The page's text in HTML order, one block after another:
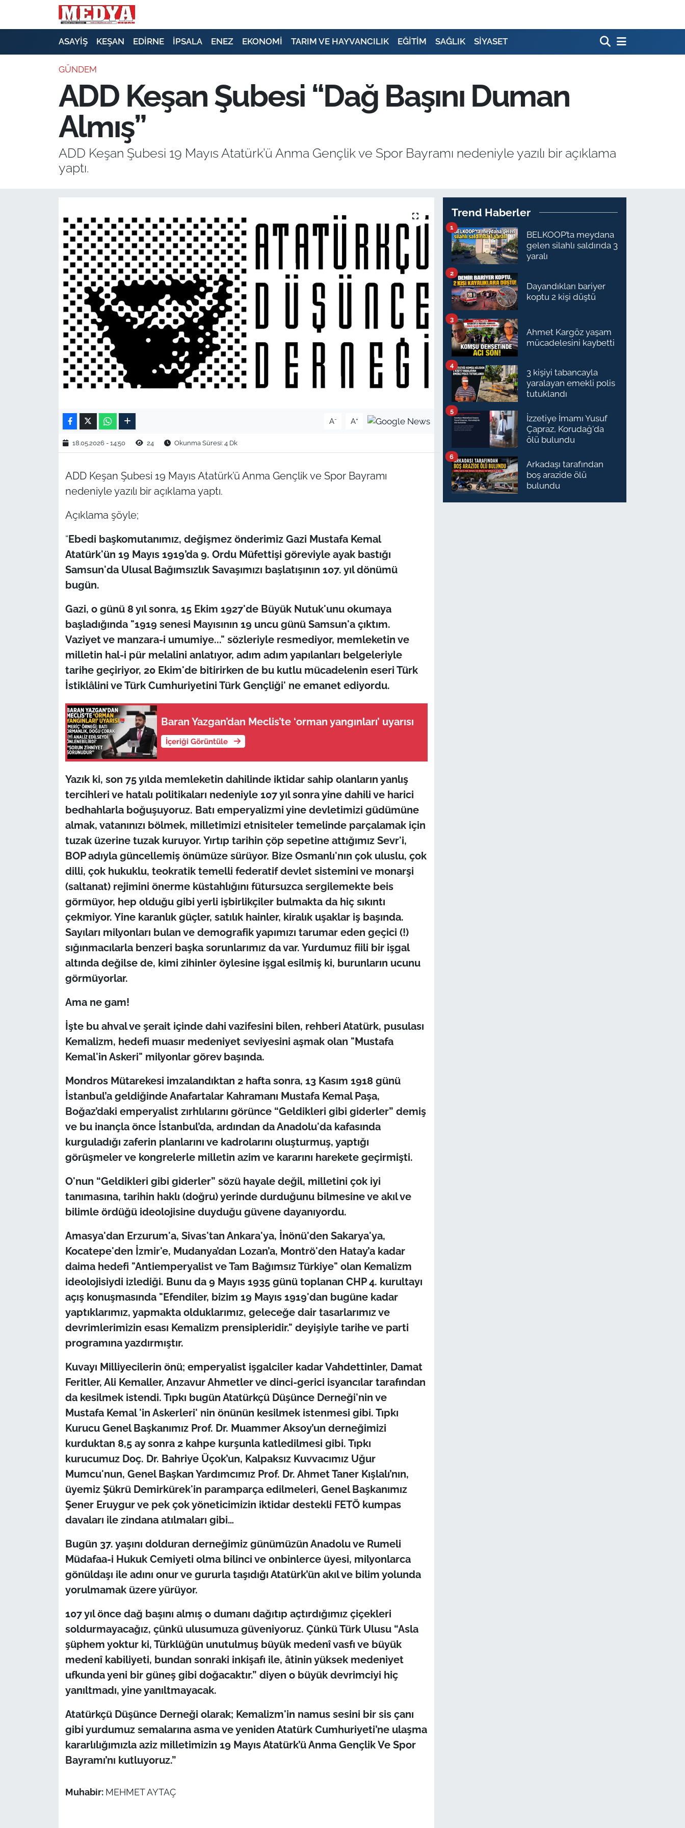
ASAYİŞ KEŞAN EDİRNE İPSALA ENEZ EKONOMİ TARIM VE HAYVANCILIK EĞİTİM SAĞLIK SİYASET
GÜNDEM
ADD Keşan Şubesi “Dağ Başını Duman
Almış”
ADD Keşan Şubesi 19 Mayıs Atatürk’ü Anma Gençlik ve Spor Bayramı nedeniyle yazılı bir açıklama
yaptı.
A- A+
18.05.2026 - 14:50 24 Okunma Süresi: 4 Dk
ADD Keşan Şubesi 19 Mayıs Atatürk’ü Anma Gençlik ve Spor Bayramı
nedeniyle yazılı bir açıklama yaptı.
Açıklama şöyle;
“Ebedi başkomutanımız, değişmez önderimiz Gazi Mustafa Kemal
Atatürk'ün 19 Mayıs 1919’da 9. Ordu Müfettişi göreviyle ayak bastığı
Samsun'da Ulusal Bağımsızlık Savaşımızı başlatışının 107. yıl dönümü
bugün.
Gazi, o günü 8 yıl sonra, 15 Ekim 1927'de Büyük Nutuk'unu okumaya
başladığında "1919 senesi Mayısının 19 uncu günü Samsun'a çıktım.
Vaziyet ve manzara-i umumiye..." sözleriyle resmediyor, memleketin ve
milletin hal-i pür melalini anlatıyor, adım adım yapılanları belgeleriyle
tarihe geçiriyor, 20 Ekim'de bitirirken de bu kutlu mücadelenin eseri Türk
İstiklâlini ve Türk Cumhuriyetini Türk Gençliği' ne emanet ediyordu.
Baran Yazgan’dan Meclis’te ‘orman yangınları’ uyarısı
İçeriği Görüntüle
Yazık ki, son 75 yılda memleketin dahilinde iktidar sahip olanların yanlış
tercihleri ve hatalı politikaları nedeniyle 107 yıl sonra yine dahili ve harici
bedhahlarla boğuşuyoruz. Batı emperyalizmi yine devletimizi güdümüne
almak, vatanınızı bölmek, milletimizi etnisiteler temelinde parçalamak için
tuzak üzerine tuzak kuruyor. Yırtıp tarihin çöp sepetine attığımız Sevr'i,
BOP adıyla güncellemiş önümüze sürüyor. Bize Osmanlı'nın çok uluslu, çok
dilli, çok hukuklu, teokratik temelli federatif devlet sistemini ve monarşi
(saltanat) rejimini önerme küstahlığını fütursuzca sergilemekte beis
görmüyor, hep olduğu gibi yerli işbirlikçiler bulmakta da hiç sıkıntı
çekmiyor. Yine karanlık güçler, satılık hainler, kiralık uşaklar iş başında.
Sayıları milyonları bulan ve demografik yapımızı tarumar eden geçici (!)
sığınmacılarla benzeri başka sorunlarımız da var. Yurdumuz fiili bir işgal
altında değilse de, kimi zihinler öylesine işgal esilmiş ki, burunların ucunu
görmüyorlar.
Ama ne gam!
İşte bu ahval ve şerait içinde dahi vazifesini bilen, rehberi Atatürk, pusulası
Kemalizm, hedefi muasır medeniyet seviyesini aşmak olan "Mustafa
Kemal'in Askeri" milyonlar görev başında.
Mondros Mütarekesi imzalandıktan 2 hafta sonra, 13 Kasım 1918 günü
İstanbul’a geldiğinde Anafartalar Kahramanı Mustafa Kemal Paşa,
Boğaz’daki emperyalist zırhlılarını görünce “Geldikleri gibi giderler” demiş
ve bu inançla önce İstanbul’da, ardından da Anadolu'da kafasında
kurguladığı zaferin planlarını ve kadrolarını oluşturmuş, yaptığı
görüşmeler ve kongrelerle milletin azim ve kararını harekete geçirmişti.
O'nun “Geldikleri gibi giderler” sözü hayale değil, milletini çok iyi
tanımasına, tarihin haklı (doğru) yerinde durduğunu bilmesine ve akıl ve
bilimle ördüğü ideolojisine duyduğu güvene dayanıyordu.
Amasya'dan Erzurum'a, Sivas'tan Ankara'ya, İnönü'den Sakarya'ya,
Kocatepe'den İzmir'e, Mudanya’dan Lozan’a, Montrö'den Hatay’a kadar
daima hedefi "Antiemperyalist ve Tam Bağımsız Türkiye" olan Kemalizm
ideolojisiydi izlediği. Bunu da 9 Mayıs 1935 günü toplanan CHP 4. kurultayı
açış konuşmasında "Efendiler, bizim 19 Mayıs 1919'dan bugüne kadar
yaptıklarımız, yapmakta olduklarımız, geleceğe dair tasarlarımız ve
devrimlerimizin esası Kemalizm prensipleridir." deyişiyle tarihe ve parti
programına yazdırmıştır.
Kuvayı Milliyecilerin önü; emperyalist işgalciler kadar Vahdettinler, Damat
Feritler, Ali Kemaller, Anzavur Ahmetler ve dinci-gerici isyancılar tarafından
da kesilmek istendi. Tıpkı bugün Atatürkçü Düşünce Derneği'nin ve
Mustafa Kemal 'in Askerleri' nin önünün kesilmek istenmesi gibi. Tıpkı
Kurucu Genel Başkanımız Prof. Dr. Muammer Aksoy’un derneğimizi
kurduktan 8,5 ay sonra 2 kahpe kurşunla katledilmesi gibi. Tıpkı
kurucumuz Doç. Dr. Bahriye Üçok’un, Kalpaksız Kuvvacımız Uğur
Mumcu'nun, Genel Başkan Yardımcımız Prof. Dr. Ahmet Taner Kışlalı’nın,
üyemiz Şükrü Demirkürek'in paramparça edilmeleri, Genel Başkanımız
Şener Eruygur ve pek çok yöneticimizin iktidar destekli FETÖ kumpas
davaları ile zindana atılmaları gibi…
Bugün 37. yaşını dolduran derneğimiz günümüzün Anadolu ve Rumeli
Müdafaa-i Hukuk Cemiyeti olma bilinci ve onbinlerce üyesi, milyonlarca
gönüldaşı ile adını onur ve gururla taşıdığı Atatürk’ün akıl ve bilim yolunda
yorulmamak üzere yürüyor.
107 yıl önce dağ başını almış o dumanı dağıtıp açtırdığımız çiçekleri
soldurmayacağız, çünkü ulusumuza güveniyoruz. Çünkü Türk Ulusu “Asla
şüphem yoktur ki, Türklüğün unutulmuş büyük medenî vasfı ve büyük
medenî kabiliyeti, bundan sonraki inkişafı ile, âtinin yüksek medeniyet
ufkunda yeni bir güneş gibi doğacaktır.” diyen o büyük devrimciyi hiç
yanıltmadı, yine yanıltmayacak.
Atatürkçü Düşünce Derneği olarak; Kemalizm'in namus sesini bir sis çanı
gibi yurdumuz semalarına asma ve yeniden Atatürk Cumhuriyeti’ne ulaşma
kararlılığımızla aziz milletimizin 19 Mayıs Atatürk’ü Anma Gençlik Ve Spor
Bayramı’nı kutluyoruz.”
Muhabir: MEHMET AYTAÇ
Trend Haberler
BELKOOP’ta meydana
gelen silahlı saldırıda 3
yaralı
1
Dayandıkları bariyer
koptu 2 kişi düştü
2
Ahmet Kargöz yaşam
mücadelesini kaybetti
3
3 kişiyi tabancayla
yaralayan emekli polis
tutuklandı
4
İzzetiye İmamı Yusuf
Çapraz, Korudağ'da
ölü bulundu
5
Arkadaşı tarafından
boş arazide ölü
bulundu
6
E-GAZETE
EKONOMİ
TARIM VE HAYVANCILIK
KÜLTÜR SANAT
RESMİ İLAN
KIRKLARELİ
ÇANAKKALE
TÜRKİYE
Flaş Haber
Dış Haberler
İş Dünyası
Bilim Teknoloji
English News
Gündem-Eğitim